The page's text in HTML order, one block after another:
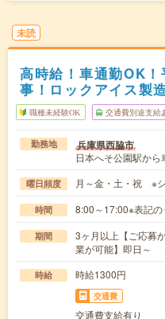
未読
高時給！車通勤OK
事！ロックアイス製
職種未経験OK 交通費別途支給
勤務地 兵庫県西脇市
日本へそ公園駅から
曜日頻度 月～金・土・祝 ※
時間 8:00～17:00※表記の
期間
3ヶ月以上【ご応募
業が可能】即日～
時給 時給1300円
交通費
交通費支給有り